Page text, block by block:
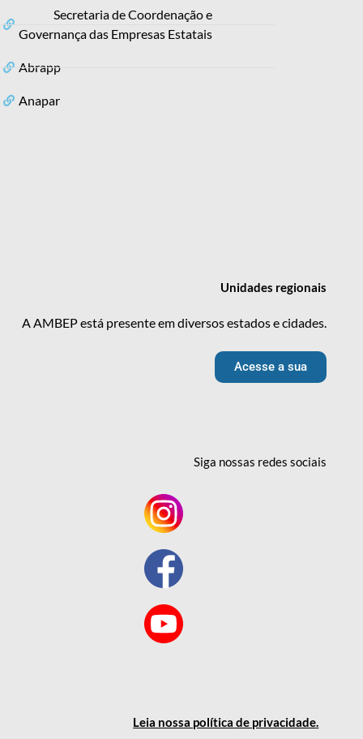
Secretaria de Coordenação e
Governança das Empresas Estatais
Abrapp
Anapar
Unidades regionais
A AMBEP está presente em diversos estados e cidades.
Acesse a sua
Siga nossas redessociais
Leia nossa política de privacidade.